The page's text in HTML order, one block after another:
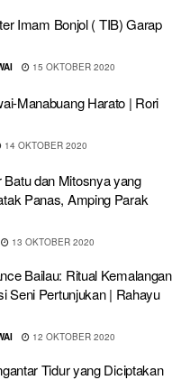
Imam Bonjol ( TIB) Garap
15 OKTOBER 2020
Manabuang Harato | Rori
14 OKTOBER 2020
dan Mitosnya yang
Panas, Amping Parak
13 OKTOBER 2020
Bailau: Ritual Kemalangan
Seni Pertunjukan | Rahayu
12 OKTOBER 2020
Tidur yang Diciptakan